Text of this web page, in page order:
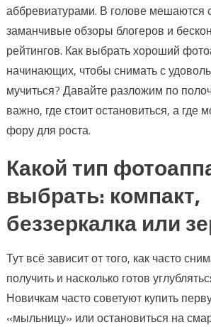
аббревиатурами. В голове мешаются
заманчивые обзоры блогеров и
рейтингов. Как выбрать хороший
начинающих, чтобы снимать с
мучиться? Давайте разложим по
важно, где стоит остановиться, а где
фору для роста.
Какой тип
выбрать: компакт,
беззеркалка или
Тут всё зависит от того, как часто
получить и насколько готов
Новичкам часто советуют купить
«мыльницу» или остановиться на